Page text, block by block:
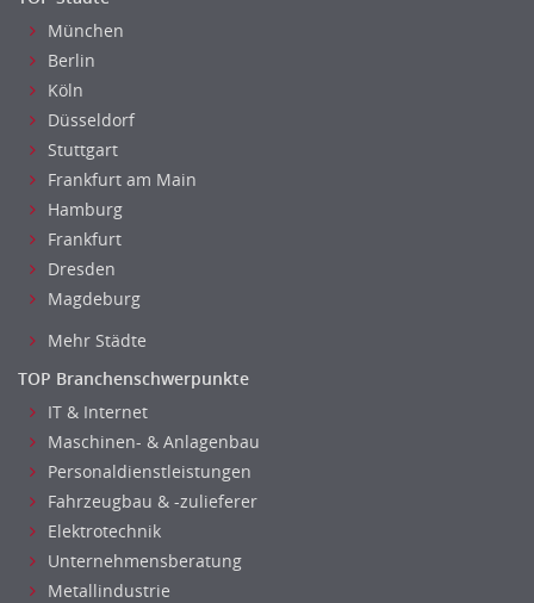
München
Berlin
Köln
Düsseldorf
Stuttgart
Frankfurt am Main
Hamburg
Frankfurt
Dresden
Magdeburg
Mehr Städte
TOP Branchenschwerpunkte
IT & Internet
Maschinen- & Anlagenbau
Personaldienstleistungen
Fahrzeugbau & -zulieferer
Elektrotechnik
Unternehmensberatung
Metallindustrie